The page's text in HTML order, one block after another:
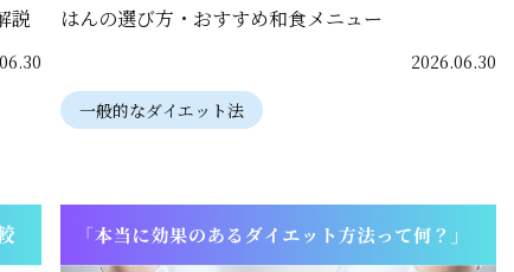
説
はんの選び方・おすすめ和食メニュー
2026.06.30
一般的なダイエット法